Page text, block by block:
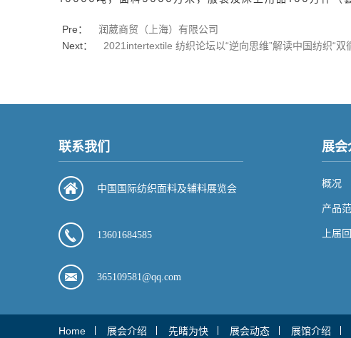
Pre：
润葳商贸（上海）有限公司
Next：
2021intertextile 纺织论坛以“逆向思维”解读中国纺织“双
联系我们
中国国际纺织面料及辅料展览会
13601684585
365109581@qq.com
展会
概况
产品
上届
Home 展会介绍 先睹为快 展会动态 展馆介绍